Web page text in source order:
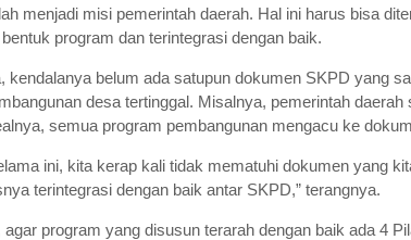
menjadi misi pemerintah daerah. Hal ini harus bisa
program dan terintegrasi dengan baik.
kendalanya belum ada satupun dokumen SKPD yang
desa tertinggal. Misalnya, pemerintah
semua program pembangunan mengacu ke
ini, kita kerap kali tidak mematuhi dokumen yang
terintegrasi dengan baik antar SKPD,” terangnya.
program yang disusun terarah dengan baik ada 4